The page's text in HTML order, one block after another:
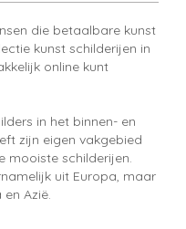
die betaalbare kunst
kunst schilderijen in
online kunt
in het binnen- en
zijn eigen vakgebied
mooiste schilderijen.
uit Europa, maar
Azië.